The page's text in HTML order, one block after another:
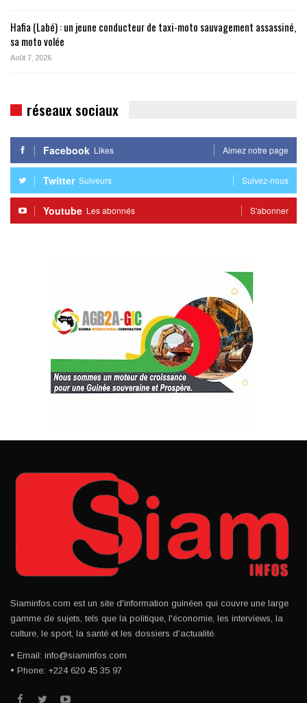
Hafia (Labé) : un jeune conducteur de taxi-moto sauvagement assassiné,
sa moto volée
Août 7, 2026
réseaux sociaux
Facebook Likes Aimez notre page
Twitter Suiveurs Suivez-nous
Youtube Les abonnés S'abonner
Siaminfos.com est un site d'information guinéen qui couvre une large
gamme de sujets, tels que la politique, l'économie, les interviews, la
culture, le sport, la santé et les dossiers d'actualité.
• Email: info@siaminfos.com
• Phone: +224 620 45 35 97